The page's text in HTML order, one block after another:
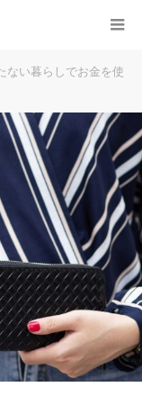
ない暮らしでお金を使